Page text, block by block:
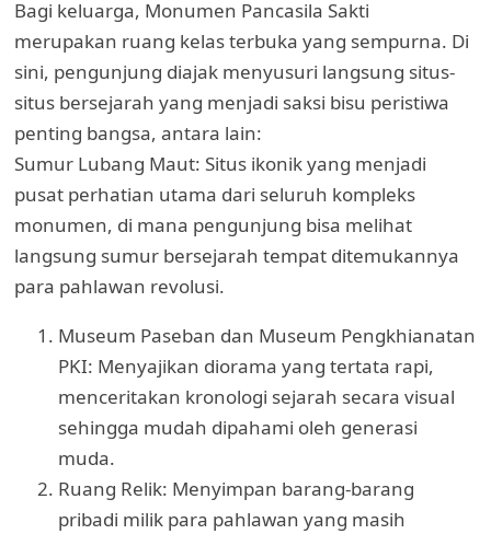
Bagi keluarga, Monumen Pancasila Sakti
merupakan ruang kelas terbuka yang sempurna. Di
sini, pengunjung diajak menyusuri langsung situs-
situs bersejarah yang menjadi saksi bisu peristiwa
penting bangsa, antara lain:
Sumur Lubang Maut: Situs ikonik yang menjadi
pusat perhatian utama dari seluruh kompleks
monumen, di mana pengunjung bisa melihat
langsung sumur bersejarah tempat ditemukannya
para pahlawan revolusi.
Museum Paseban dan Museum Pengkhianatan
PKI: Menyajikan diorama yang tertata rapi,
menceritakan kronologi sejarah secara visual
sehingga mudah dipahami oleh generasi
muda.
Ruang Relik: Menyimpan barang-barang
pribadi milik para pahlawan yang masih